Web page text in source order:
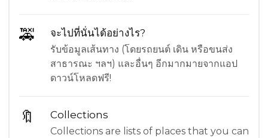
🚕 จะไปที่นั่นได้อย่างไร?
รับข้อมูลเส้นทาง (โดยรถยนต์ เดิน หรือขนส่ง
สาธารณะ ฯลฯ) และอื่นๆ อีกมากมายจากแอป
ดาวน์โหลดฟรี!
🔖 Collections
Collections are lists of places that you can